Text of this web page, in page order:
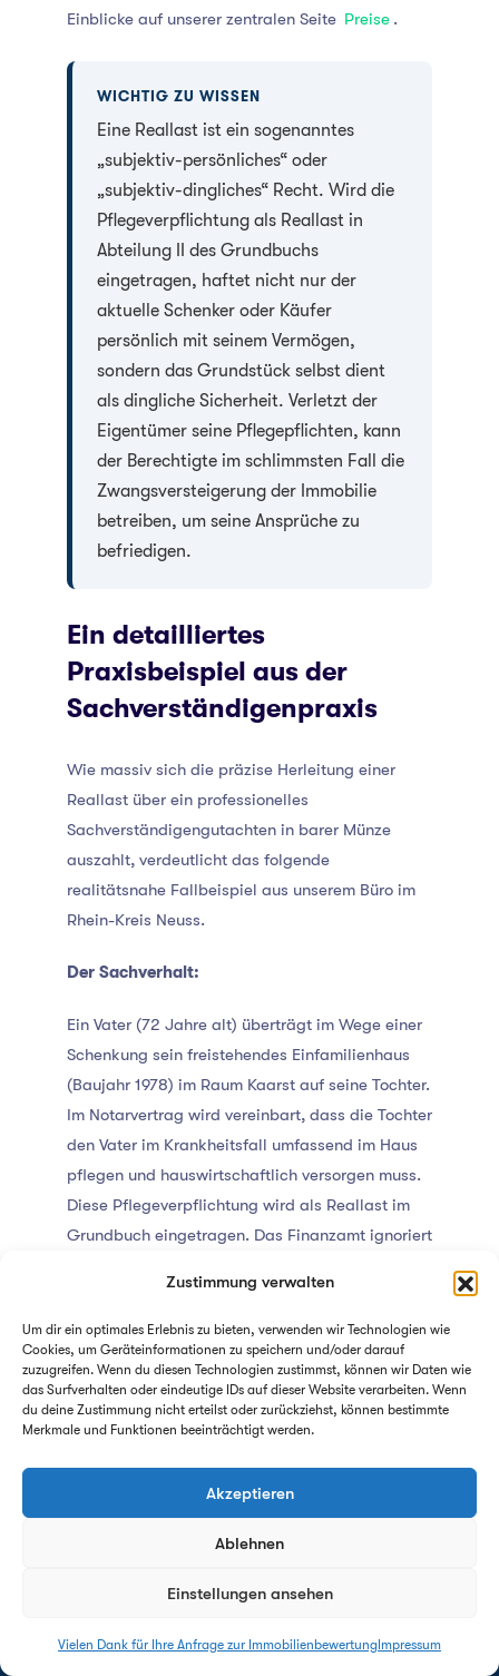
Zustimmung verwalten
Um dir ein optimales Erlebnis zu bieten, verwenden wir Technologien wie
Cookies, um Geräteinformationen zu speichern und/oder darauf
zuzugreifen. Wenn du diesen Technologien zustimmst, können wir Daten wie
das Surfverhalten oder eindeutige IDs auf dieser Website verarbeiten. Wenn
du deine Zustimmung nicht erteilst oder zurückziehst, können bestimmte
Merkmale und Funktionen beeinträchtigt werden.
Akzeptieren
Ablehnen
Einstellungen ansehen
Vielen Dank für Ihre Anfrage zur Immobilienbewertung Impressum
Einblicke auf unserer zentralen Seite Preise .
WICHTIG ZU WISSEN
Eine Reallast ist ein sogenanntes
„subjektiv-persönliches“ oder
„subjektiv-dingliches“ Recht. Wird die
Pflegeverpflichtung als Reallast in
Abteilung II des Grundbuchs
eingetragen, haftet nicht nur der
aktuelle Schenker oder Käufer
persönlich mit seinem Vermögen,
sondern das Grundstück selbst dient
als dingliche Sicherheit. Verletzt der
Eigentümer seine Pflegepflichten, kann
der Berechtigte im schlimmsten Fall die
Zwangsversteigerung der Immobilie
betreiben, um seine Ansprüche zu
befriedigen.
Ein detailliertes
Praxisbeispiel aus der
Sachverständigenpraxis
Wie massiv sich die präzise Herleitung einer
Reallast über ein professionelles
Sachverständigengutachten in barer Münze
auszahlt, verdeutlicht das folgende
realitätsnahe Fallbeispiel aus unserem Büro im
Rhein-Kreis Neuss.
Der Sachverhalt:
Ein Vater (72 Jahre alt) überträgt im Wege einer
Schenkung sein freistehendes Einfamilienhaus
(Baujahr 1978) im Raum Kaarst auf seine Tochter.
Im Notarvertrag wird vereinbart, dass die Tochter
den Vater im Krankheitsfall umfassend im Haus
pflegen und hauswirtschaftlich versorgen muss.
Diese Pflegeverpflichtung wird als Reallast im
Grundbuch eingetragen. Das Finanzamt ignoriert
Stichtag komplett und stellt den steuerlichen
Grundbesitzwert stur nach BewG-Aktenlage fest
auf insgesamt:520.000 Euro. Die Tochter
verfügt über einen persönlichen Steuerfreibetrag
von400.000 Euro(Steuerklasse I).
1. Die pauschale Festsetzung
durch das Finanzamt (Ohne
Reallastenprüfung):
Vom Finanzamt festgestellter
Abzug des persönlichen Freibetrags der
Antwort innerhalb von 24h - garantiert!